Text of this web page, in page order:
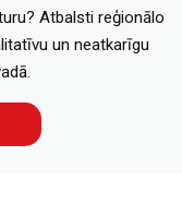
Atbalsti reģionālo
un neatkarīgu